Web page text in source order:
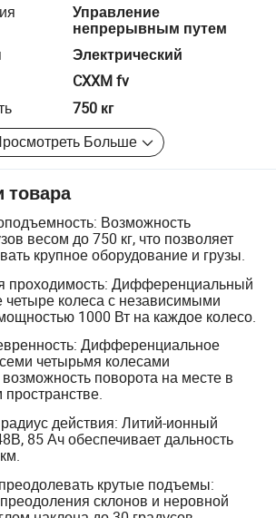
Управление
непрерывным путем
Электрический
CXXM fv
750 кг
Больше
товара
Возможность
весом до 750 кг, что позволяет
крупное оборудование и грузы.
проходимость: Дифференциальный
четыре колеса с независимыми
1000 Вт на каждое колесо.
Дифференциальное
четырьмя колесами
поворота на месте в
действия: Литий-ионный
85 Ач обеспечивает дальность
крутые подъемы:
склонов и неровной